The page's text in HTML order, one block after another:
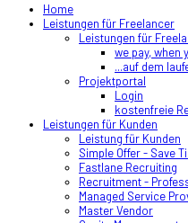
Home
Leistungen für Freelancer
Leistungen für
we pay, when
...auf dem
Projektportal
Login
kostenfreie
Leistungen für Kunden
Leistung für Kunden
Simple Offer - Save
Fastlane Recruiting
Recruitment -
Managed Service
Master Vendor